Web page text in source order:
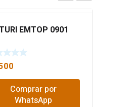
EMTOP 0901
Comprar por
WhatsApp